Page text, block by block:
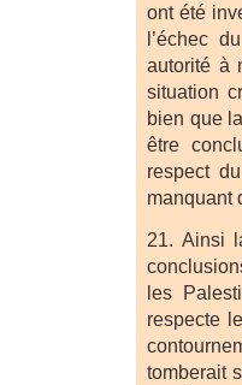
ont été
l’échec
autorité à
situation
bien que
être
respect
manquant
21. Ainsi
les
respecte
tomberait